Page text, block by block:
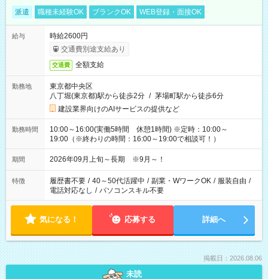
派遣 職種未経験OK ブランクOK WEB登録・面接OK
給与
時給2600円
交通費別途支給あり
交通費 全額支給
勤務地
東京都中央区
八丁堀(東京都)駅から徒歩2分 / 茅場町駅から徒歩6分
建設業界向けのAIサービスの提供など
勤務時間
10:00～16:00(実働5時間 休憩1時間) ※定時：10:00～
19:00（※終わりの時間：16:00～19:00で相談可！）
期間 2026年09月上旬～長期 ※9月～！
特徴 履歴書不要 / 40～50代活躍中 / 副業・WワークOK / 服装自由 /
電話対応なし / パソコンスキル不要
気になる！ 応募する 詳細へ
掲載日：2026.08.06
未読